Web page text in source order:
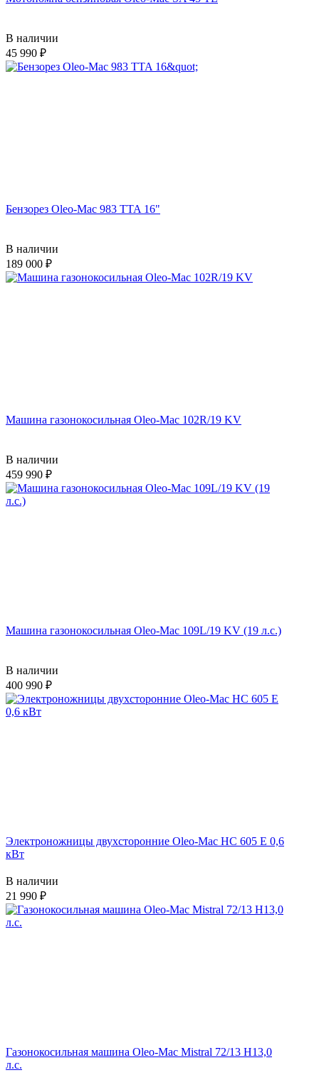
В наличии
45 990
Бензорез Oleo-Mac 983 TTA 16"
В наличии
189 000
Машина газонокосильная Oleo-Mac 102R/19 KV
В наличии
459 990
Машина газонокосильная Oleo-Mac 109L/19 KV (19 л.с.)
В наличии
400 990
Электроножницы двухсторонние Oleo-Mac HC 605 E 0,6
кВт
В наличии
21 990
Газонокосильная машина Oleo-Mac Mistral 72/13 H13,0
л.с.